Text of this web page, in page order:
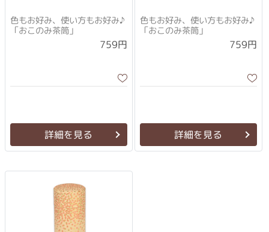
色もお好み、使い方もお好み♪
「おこのみ茶筒」
759円
詳細を見る
色もお好み、使い方もお好み♪
「おこのみ茶筒」
759円
詳細を見る